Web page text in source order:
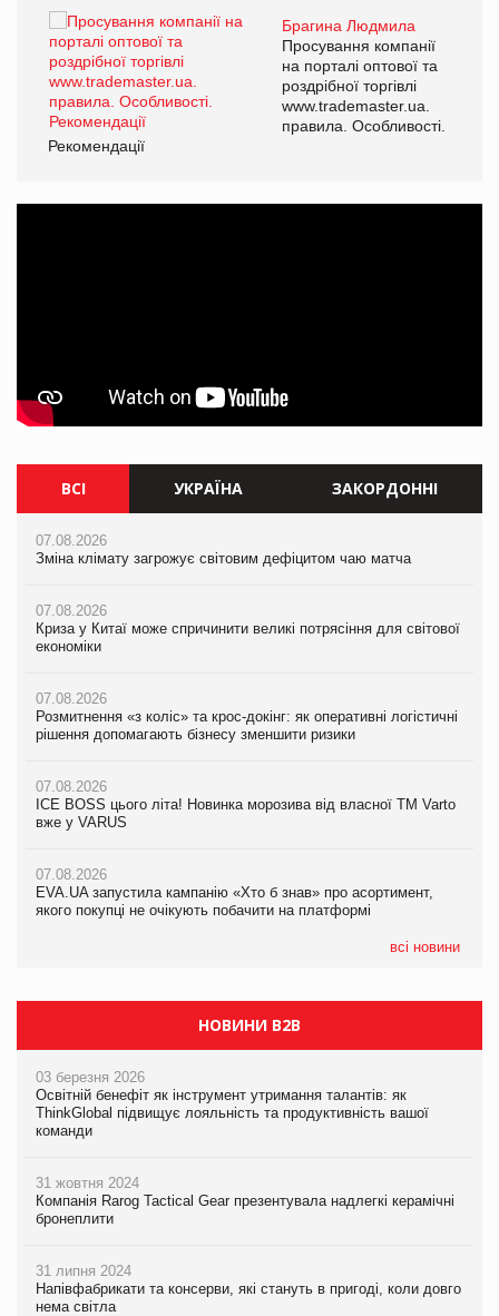
Брагина Людмила
Просування компанії
на порталі оптової та
роздрібної торгівлі
www.trademaster.ua.
правила. Особливості.
Рекомендації
ВСІ УКРАЇНА ЗАКОРДОННІ
07.08.2026
Зміна клімату загрожує світовим дефіцитом чаю матча
07.08.2026
Криза у Китаї може спричинити великі потрясіння для світової
економіки
07.08.2026
Розмитнення «з коліс» та крос-докінг: як оперативні логістичні
рішення допомагають бізнесу зменшити ризики
07.08.2026
ICE BOSS цього літа! Новинка морозива від власної ТМ Varto
вже у VARUS
07.08.2026
EVA.UA запустила кампанію «Хто б знав» про асортимент,
якого покупці не очікують побачити на платформі
всі новини
07.08.2026
Зміна клімату загрожує світовим дефіцитом чаю матча
07.08.2026
Криза у Китаї може спричинити великі потрясіння для світової
економіки
07.08.2026
Розмитнення «з коліс» та крос-докінг: як оперативні логістичні
рішення допомагають бізнесу зменшити ризики
07.08.2026
ICE BOSS цього літа! Новинка морозива від власної ТМ Varto
вже у VARUS
07.08.2026
EVA.UA запустила кампанію «Хто б знав» про асортимент,
якого покупці не очікують побачити на платформі
07.08.2026
Зміна клімату загрожує світовим дефіцитом чаю матча
07.08.2026
Криза у Китаї може спричинити великі потрясіння для світової
економіки
07.08.2026
Kraft Heinz скоротила збиток у першому півріччі
Продажі Hugo Boss впали на 9%
НОВИНИ B2B
03 березня 2026
Освітній бенефіт як інструмент утримання талантів: як
ThinkGlobal підвищує лояльність та продуктивність вашої
команди
31 жовтня 2024
Компанія Rarog Tactical Gear презентувала надлегкі керамічні
бронеплити
31 липня 2024
Напівфабрикати та консерви, які стануть в пригоді, коли довго
нема світла